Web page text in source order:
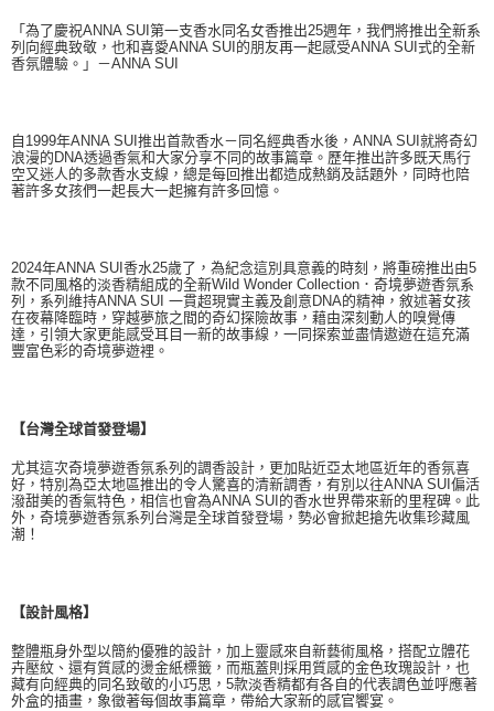
「為了慶祝ANNA SUI第一支香水同名女香推出25週年，我們將推出全新系
列向經典致敬，也和喜愛ANNA SUI的朋友再一起感受ANNA SUI式的全新
香氛體驗。」－ANNA SUI
自1999年ANNA SUI推出首款香水－同名經典香水後，ANNA SUI就將奇幻
浪漫的DNA透過香氣和大家分享不同的故事篇章。歷年推出許多既天馬行
空又迷人的多款香水支線，總是每回推出都造成熱銷及話題外，同時也陪
著許多女孩們一起長大一起擁有許多回憶。
2024年ANNA SUI香水25歲了，為紀念這別具意義的時刻，將重磅推出由5
款不同風格的淡香精組成的全新Wild Wonder Collection．奇境夢遊香氛系
列，系列維持ANNA SUI 一貫超現實主義及創意DNA的精神，敘述著女孩
在夜幕降臨時，穿越夢旅之間的奇幻探險故事，藉由深刻動人的嗅覺傳
達，引領大家更能感受耳目一新的故事線，一同探索並盡情遨遊在這充滿
豐富色彩的奇境夢遊裡。
【台灣全球首發登場】
尤其這次奇境夢遊香氛系列的調香設計，更加貼近亞太地區近年的香氛喜
好，特別為亞太地區推出的令人驚喜的清新調香，有別以往ANNA SUI偏活
潑甜美的香氣特色，相信也會為ANNA SUI的香水世界帶來新的里程碑。此
外，奇境夢遊香氛系列台灣是全球首發登場，勢必會掀起搶先收集珍藏風
潮！
【設計風格】
整體瓶身外型以簡約優雅的設計，加上靈感來自新藝術風格，搭配立體花
卉壓紋、還有質感的燙金紙標籤，而瓶蓋則採用質感的金色玫瑰設計，也
藏有向經典的同名致敬的小巧思，5款淡香精都有各自的代表調色並呼應著
外盒的插畫，象徵著每個故事篇章，帶給大家新的感官饗宴。